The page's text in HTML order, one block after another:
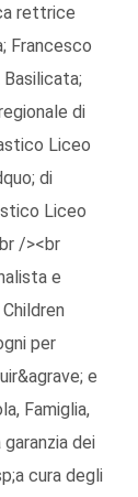
rettrice
Francesco
di
Liceo
di
Liceo
/><br
e
per
e
Famiglia,
dei
cura degli